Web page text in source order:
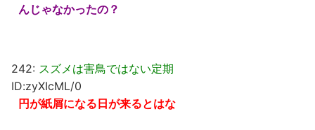
んじゃなかったの？
242: スズメは害鳥ではない定期
ID:zyXIcML/0
円が紙屑になる日が来るとはな